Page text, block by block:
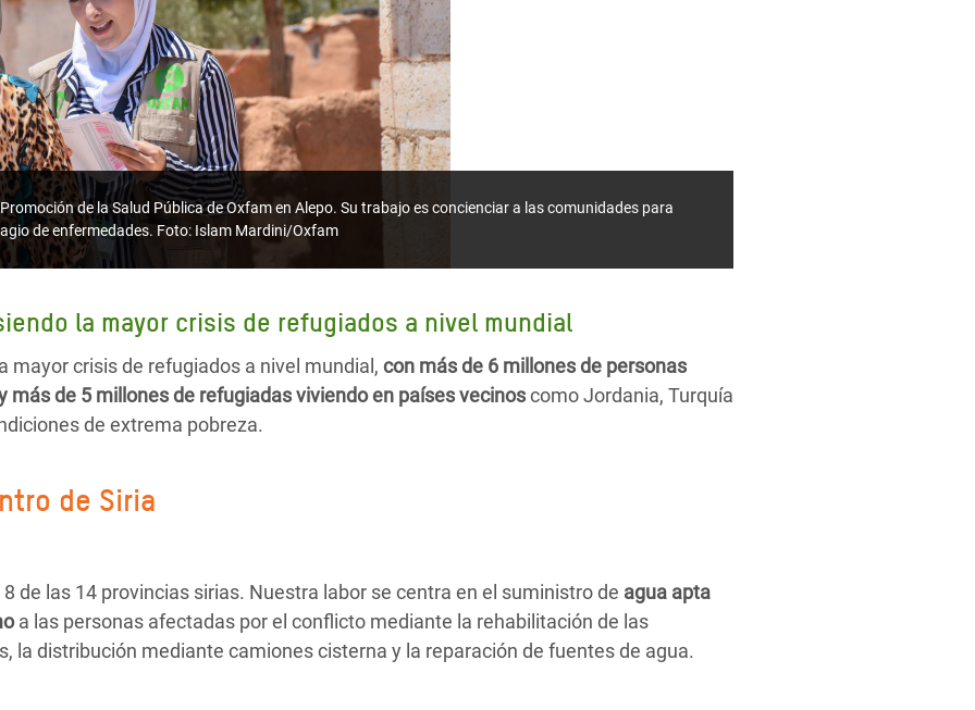
de la Salud Pública de Oxfam en Alepo. Su trabajo es concienciar a las comunidades para
de enfermedades. Foto: Islam Mardini/Oxfam
la mayor crisis de refugiados a nivel mundial
mayor crisis de refugiados a nivel mundial, con más de 6 millones de personas
más de 5 millones de refugiadas viviendo en países vecinoscomo Jordania, Turquía
de extrema pobreza.
de Siria
de las 14 provincias sirias. Nuestra labor se centra en el suministro de agua apta
a las personas afectadas por el conflicto mediante la rehabilitación de las
la distribución mediante camiones cisterna y la reparación de fuentes de agua.